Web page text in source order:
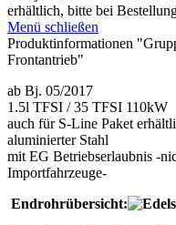
erhältlich, bitte bei
Menü schließen
Produktinformationen
Frontantrieb"
ab Bj. 05/2017
1.5l TFSI / 35 TFSI 110kW
auch für S-Line Paket
aluminierter Stahl
mit EG Betriebserlaubnis -
Importfahrzeuge-
Endrohrübersicht: